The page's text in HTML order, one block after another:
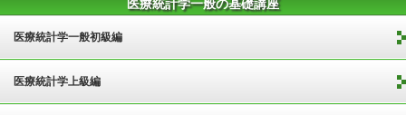
医療統計学一般の基礎講座
医療統計学一般初級編
医療統計学上級編